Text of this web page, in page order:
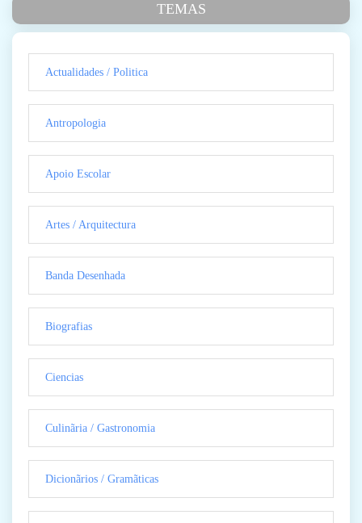
TEMAS
Actualidades / Politica
Antropologia
Apoio Escolar
Artes / Arquitectura
Banda Desenhada
Biografias
Ciencias
Culinãria / Gastronomia
Dicionãrios / Gramãticas